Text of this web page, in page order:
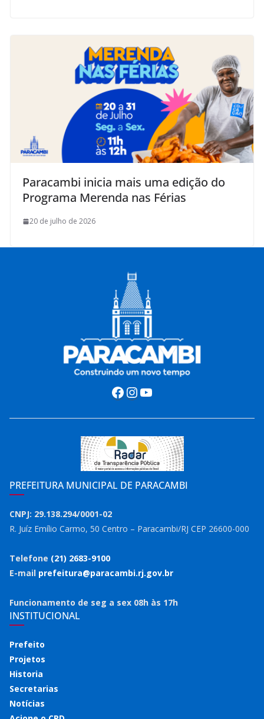
Paracambi inicia mais uma edição do
Programa Merenda nas Férias
20 de julho de 2026
Facebook
Instagram
Youtube
PREFEITURA MUNICIPAL DE PARACAMBI
CNPJ: 29.138.294/0001-02
R. Juíz Emílio Carmo, 50 Centro – Paracambi/RJ CEP 26600-000
Telefone (21) 2683-9100
E-mail prefeitura@paracambi.rj.gov.br
Funcionamento de seg a sex 08h às 17h
INSTITUCIONAL
Prefeito
Projetos
Historia
Secretarias
Notícias